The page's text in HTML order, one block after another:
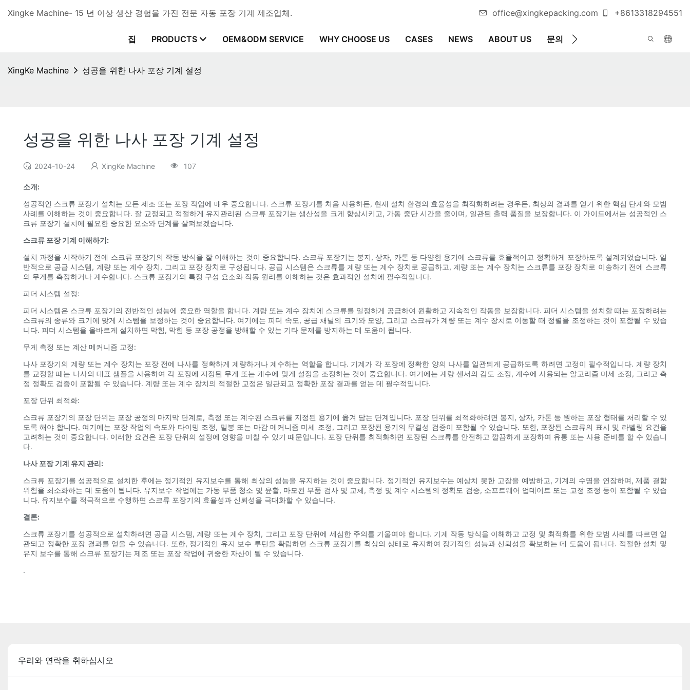
Xingke Machine- 15 년 이상 생산 경험을 가진 전문 자동 포장 기계 제조업체. office@xingkepacking.com +8613318294551
집 PRODUCTS OEM&ODM SERVICE WHY CHOOSE US CASES NEWS ABOUT US 문의
XingKe Machine 성공을 위한 나사 포장 기계 설정
성공을 위한 나사 포장 기계 설정
2024-10-24 XingKe Machine 107
소개:
성공적인 스크류 포장기 설치는 모든 제조 또는 포장 작업에 매우 중요합니다. 스크류 포장기를 처음 사용하든, 현재 설치 환경의 효율성을 최적화하려는 경우든, 최상의 결과를 얻기 위한 핵심 단계와 모범
사례를 이해하는 것이 중요합니다. 잘 교정되고 적절하게 유지관리된 스크류 포장기는 생산성을 크게 향상시키고, 가동 중단 시간을 줄이며, 일관된 출력 품질을 보장합니다. 이 가이드에서는 성공적인 스
크류 포장기 설치에 필요한 중요한 요소와 단계를 살펴보겠습니다.
스크류 포장 기계 이해하기:
설치 과정을 시작하기 전에 스크류 포장기의 작동 방식을 잘 이해하는 것이 중요합니다. 스크류 포장기는 봉지, 상자, 카톤 등 다양한 용기에 스크류를 효율적이고 정확하게 포장하도록 설계되었습니다. 일
반적으로 공급 시스템, 계량 또는 계수 장치, 그리고 포장 장치로 구성됩니다. 공급 시스템은 스크류를 계량 또는 계수 장치로 공급하고, 계량 또는 계수 장치는 스크류를 포장 장치로 이송하기 전에 스크류
의 무게를 측정하거나 계수합니다. 스크류 포장기의 특정 구성 요소와 작동 원리를 이해하는 것은 효과적인 설치에 필수적입니다.
피더 시스템 설정:
피더 시스템은 스크류 포장기의 전반적인 성능에 중요한 역할을 합니다. 계량 또는 계수 장치에 스크류를 일정하게 공급하여 원활하고 지속적인 작동을 보장합니다. 피더 시스템을 설치할 때는 포장하려는
스크류의 종류와 크기에 맞게 시스템을 보정하는 것이 중요합니다. 여기에는 피더 속도, 공급 채널의 크기와 모양, 그리고 스크류가 계량 또는 계수 장치로 이동할 때 정렬을 조정하는 것이 포함될 수 있습
니다. 피더 시스템을 올바르게 설치하면 막힘, 막힘 등 포장 공정을 방해할 수 있는 기타 문제를 방지하는 데 도움이 됩니다.
무게 측정 또는 계산 메커니즘 교정:
나사 포장기의 계량 또는 계수 장치는 포장 전에 나사를 정확하게 계량하거나 계수하는 역할을 합니다. 기계가 각 포장에 정확한 양의 나사를 일관되게 공급하도록 하려면 교정이 필수적입니다. 계량 장치
를 교정할 때는 나사의 대표 샘플을 사용하여 각 포장에 지정된 무게 또는 개수에 맞게 설정을 조정하는 것이 중요합니다. 여기에는 계량 센서의 감도 조정, 계수에 사용되는 알고리즘 미세 조정, 그리고 측
정 정확도 검증이 포함될 수 있습니다. 계량 또는 계수 장치의 적절한 교정은 일관되고 정확한 포장 결과를 얻는 데 필수적입니다.
포장 단위 최적화:
스크류 포장기의 포장 단위는 포장 공정의 마지막 단계로, 측정 또는 계수된 스크류를 지정된 용기에 옮겨 담는 단계입니다. 포장 단위를 최적화하려면 봉지, 상자, 카톤 등 원하는 포장 형태를 처리할 수 있
도록 해야 합니다. 여기에는 포장 작업의 속도와 타이밍 조정, 밀봉 또는 마감 메커니즘 미세 조정, 그리고 포장된 용기의 무결성 검증이 포함될 수 있습니다. 또한, 포장된 스크류의 표시 및 라벨링 요건을
고려하는 것이 중요합니다. 이러한 요건은 포장 단위의 설정에 영향을 미칠 수 있기 때문입니다. 포장 단위를 최적화하면 포장된 스크류를 안전하고 깔끔하게 포장하여 유통 또는 사용 준비를 할 수 있습니
다.
나사 포장 기계 유지 관리:
스크류 포장기를 성공적으로 설치한 후에는 정기적인 유지보수를 통해 최상의 성능을 유지하는 것이 중요합니다. 정기적인 유지보수는 예상치 못한 고장을 예방하고, 기계의 수명을 연장하며, 제품 결함
위험을 최소화하는 데 도움이 됩니다. 유지보수 작업에는 가동 부품 청소 및 윤활, 마모된 부품 검사 및 교체, 측정 및 계수 시스템의 정확도 검증, 소프트웨어 업데이트 또는 교정 조정 등이 포함될 수 있습
니다. 유지보수를 적극적으로 수행하면 스크류 포장기의 효율성과 신뢰성을 극대화할 수 있습니다.
결론:
스크류 포장기를 성공적으로 설치하려면 공급 시스템, 계량 또는 계수 장치, 그리고 포장 단위에 세심한 주의를 기울여야 합니다. 기계 작동 방식을 이해하고 교정 및 최적화를 위한 모범 사례를 따르면 일
관되고 정확한 포장 결과를 얻을 수 있습니다. 또한, 정기적인 유지 보수 루틴을 확립하면 스크류 포장기를 최상의 상태로 유지하여 장기적인 성능과 신뢰성을 확보하는 데 도움이 됩니다. 적절한 설치 및
유지 보수를 통해 스크류 포장기는 제조 또는 포장 작업에 귀중한 자산이 될 수 있습니다.
.
우리와 연락을 취하십시오